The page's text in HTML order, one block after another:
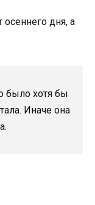
дня, а
было хотя бы
Иначе она